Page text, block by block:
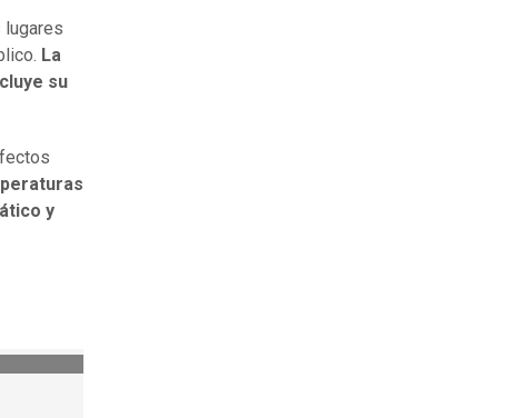
lugares
La
su
y